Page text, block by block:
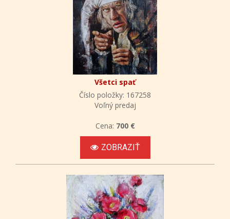
Všetci spať
Číslo položky: 167258
Voľný predaj
Cena: 700 €
ZOBRAZIŤ